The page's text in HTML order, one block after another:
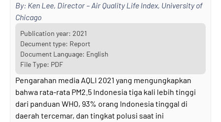
By: Ken Lee, Director – Air Quality Life Index, University of
Chicago
Publication year: 2021
Decument type: Report
Document Language: English
File Type: PDF
Pengarahan media AQLI 2021 yang mengungkapkan
bahwa rata-rata PM2.5 Indonesia tiga kali lebih tinggi
dari panduan WHO, 93% orang Indonesia tinggal di
daerah tercemar, dan tingkat polusi saat ini